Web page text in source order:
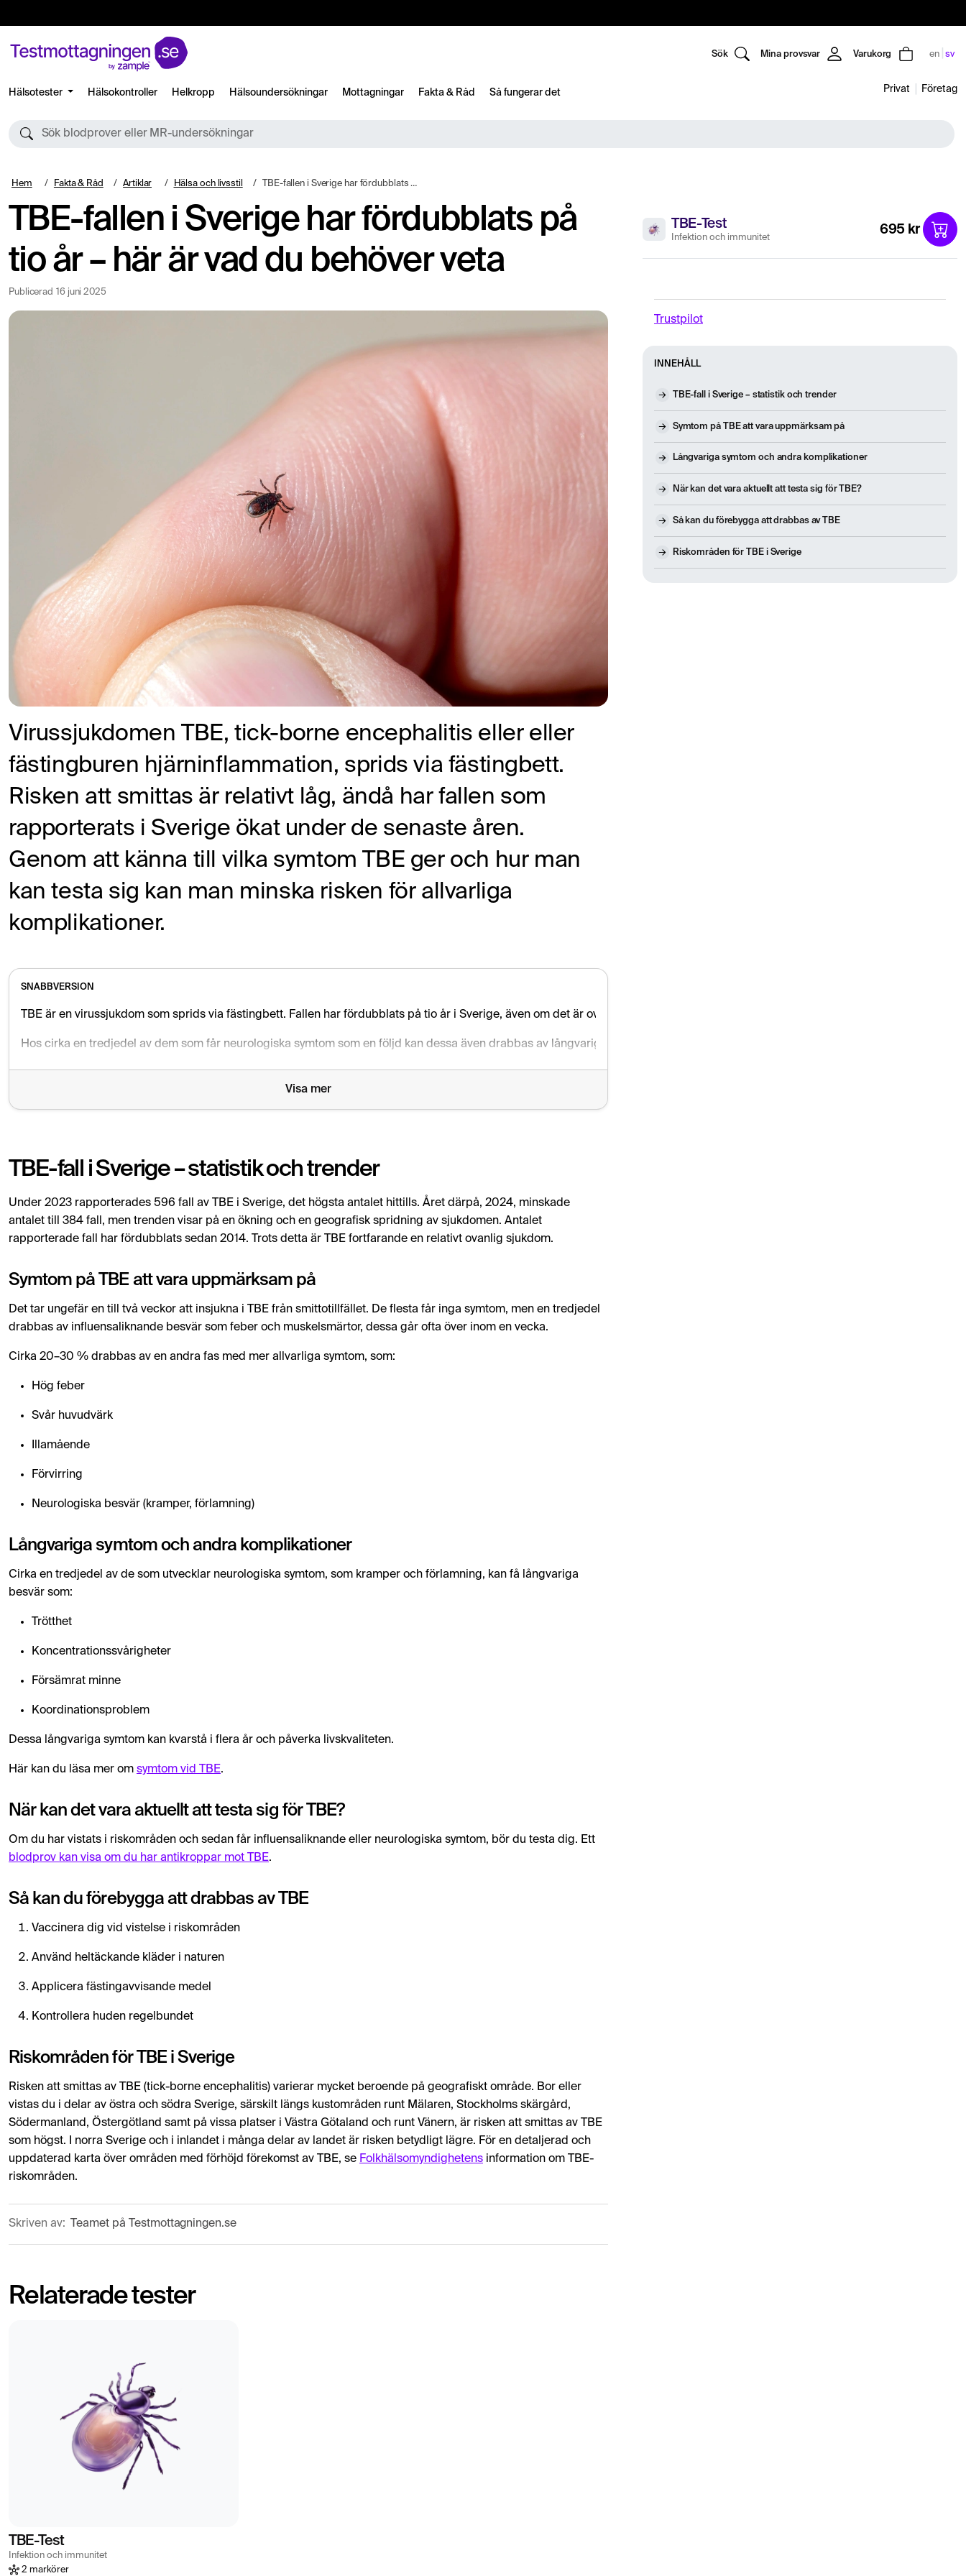
Sök Mina provsvar Varukorg en sv
Hälsotester Hälsokontroller Helkropp Hälsoundersökningar Mottagningar Fakta & Råd Så fungerar det Privat Företag
Sök blodprover eller MR-undersökningar
Hem Fakta & Råd Artiklar Hälsa och livsstil TBE-fallen i Sverige har fördubblats på tio år – här är vad du behöver veta
TBE-fallen i Sverige har fördubblats på
tio år – här är vad du behöver veta
Publicerad 16 juni 2025
Virussjukdomen TBE, tick-borne encephalitis eller eller
fästingburen hjärninflammation, sprids via fästingbett.
Risken att smittas är relativt låg, ändå har fallen som
rapporterats i Sverige ökat under de senaste åren.
Genom att känna till vilka symtom TBE ger och hur man
kan testa sig kan man minska risken för allvarliga
komplikationer.
TBE-Test
Infektion och immunitet
695 kr
Trustpilot
INNEHÅLL
TBE-fall i Sverige – statistik och trender
Symtom på TBE att vara uppmärksam på
Långvariga symtom och andra komplikationer
När kan det vara aktuellt att testa sig för TBE?
Så kan du förebygga att drabbas av TBE
Riskområden för TBE i Sverige
SNABBVERSION
TBE är en virussjukdom som sprids via fästingbett. Fallen har fördubblats på tio år i Sverige, även om det är ovanligt att smittas. Vanliga symtom liknar influensa (feber,
Hos cirka en tredjedel av dem som får neurologiska symtom som en följd kan dessa även drabbas av långvariga besvär som trötthet, minnesproblem och koncentrationssvårigheter.
Har du varit i ett riskområde och får influensaliknande eller nervrelaterade symtom? Då kan ett blodprov visa om du har TBE.
Visa mer
TBE-fall i Sverige – statistik och trender
Under 2023 rapporterades 596 fall av TBE i Sverige, det högsta antalet hittills. Året därpå, 2024, minskade
antalet till 384 fall, men trenden visar på en ökning och en geografisk spridning av sjukdomen. Antalet
rapporterade fall har fördubblats sedan 2014. Trots detta är TBE fortfarande en relativt ovanlig sjukdom.
Symtom på TBE att vara uppmärksam på
Det tar ungefär en till två veckor att insjukna i TBE från smittotillfället. De flesta får inga symtom, men en tredjedel
drabbas av influensaliknande besvär som feber och muskelsmärtor, dessa går ofta över inom en vecka.
Cirka 20–30 % drabbas av en andra fas med mer allvarliga symtom, som:
Hög feber
Svår huvudvärk
Illamående
Förvirring
Neurologiska besvär (kramper, förlamning)
Långvariga symtom och andra komplikationer
Cirka en tredjedel av de som utvecklar neurologiska symtom, som kramper och förlamning, kan få långvariga
besvär som:
Trötthet
Koncentrationssvårigheter
Försämrat minne
Koordinationsproblem
Dessa långvariga symtom kan kvarstå i flera år och påverka livskvaliteten.
Här kan du läsa mer om symtom vid TBE.
När kan det vara aktuellt att testa sig för TBE?
Om du har vistats i riskområden och sedan får influensaliknande eller neurologiska symtom, bör du testa dig. Ett
blodprov kan visa om du har antikroppar mot TBE.
Så kan du förebygga att drabbas av TBE
Vaccinera dig vid vistelse i riskområden
Använd heltäckande kläder i naturen
Applicera fästingavvisande medel
Kontrollera huden regelbundet
Riskområden för TBE i Sverige
Risken att smittas av TBE (tick-borne encephalitis) varierar mycket beroende på geografiskt område. Bor eller
vistas du i delar av östra och södra Sverige, särskilt längs kustområden runt Mälaren, Stockholms skärgård,
Södermanland, Östergötland samt på vissa platser i Västra Götaland och runt Vänern, är risken att smittas av TBE
som högst. I norra Sverige och i inlandet i många delar av landet är risken betydligt lägre. För en detaljerad och
uppdaterad karta över områden med förhöjd förekomst av TBE, se Folkhälsomyndighetens information om TBE-
riskområden.
Skriven av: Teamet på Testmottagningen.se
Relaterade tester
TBE-Test
Infektion och immunitet
2 markörer